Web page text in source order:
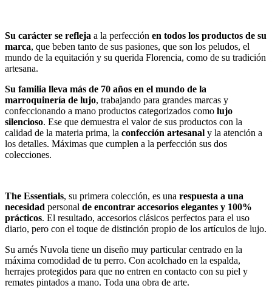
Su carácter se refleja a la perfección en todos los productos de su
marca, que beben tanto de sus pasiones, que son los peludos, el
mundo de la equitación y su querida Florencia, como de su tradición
artesana.
Su familia lleva más de 70 años en el mundo de la
marroquinería de lujo, trabajando para grandes marcas y
confeccionando a mano productos categorizados como lujo
silencioso. Ese que demuestra el valor de sus productos con la
calidad de la materia prima, la confección artesanal y la atención a
los detalles. Máximas que cumplen a la perfección sus dos
colecciones.
The Essentials, su primera colección, es una respuesta a una
necesidad personal de encontrar accesorios elegantes y 100%
prácticos. El resultado, accesorios clásicos perfectos para el uso
diario, pero con el toque de distinción propio de los artículos de lujo.
Su arnés Nuvola tiene un diseño muy particular centrado en la
máxima comodidad de tu perro. Con acolchado en la espalda,
herrajes protegidos para que no entren en contacto con su piel y
remates pintados a mano. Toda una obra de arte.